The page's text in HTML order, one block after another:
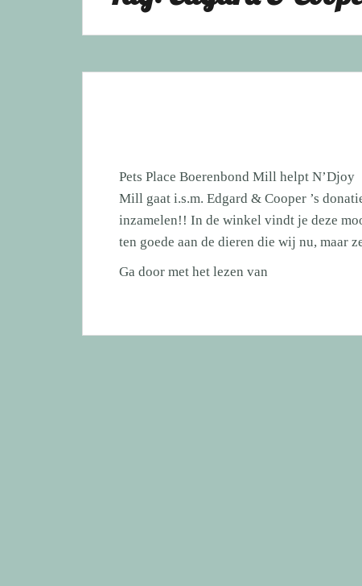
Pets Place Boerenbond Mill helpt
Mill gaat i.s.m. Edgard & Cooper ’s
inzamelen!! In de winkel vindt je deze
ten goede aan de dieren die wij nu, maar
Ga door met het lezen van
Mill